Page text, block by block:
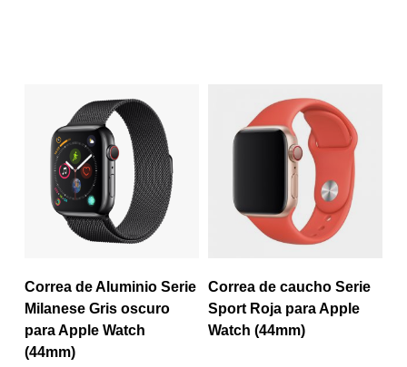
Correa de Aluminio Serie
Milanese Gris oscuro
para Apple Watch
(44mm)
Correa de caucho Serie
Sport Roja para Apple
Watch (44mm)